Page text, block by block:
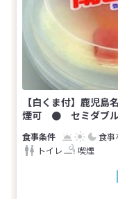
【白くま付】鹿児
煙可 ● セミダブル
食事
トイレ
喫煙